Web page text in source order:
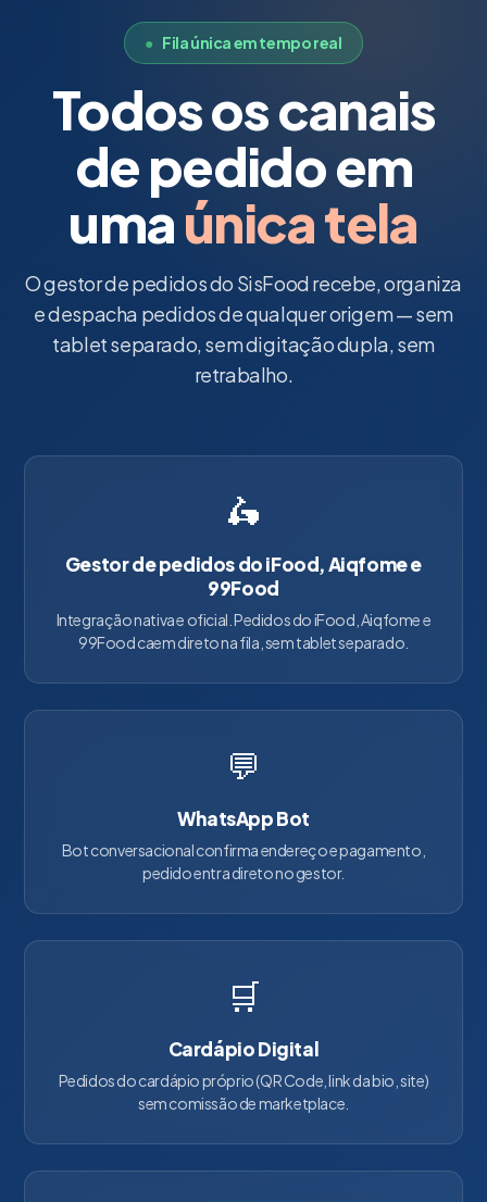
Fila única em tempo real
Todos os canais
de pedido em
umaúnica tela
O gestor de pedidos do SisFood recebe, organiza
e despacha pedidos de qualquer origem — sem
tablet separado, sem digitação dupla, sem
retrabalho.
🛵
Gestor de pedidos do iFood, Aiqfome e
99Food
Integração nativa e oficial. Pedidos do iFood, Aiqfome e
99Food caem direto na fila, sem tablet separado.
💬
WhatsApp Bot
Bot conversacional confirma endereço e pagamento,
pedido entra direto no gestor.
🛒
Cardápio Digital
Pedidos do cardápio próprio (QR Code, link da bio, site)
sem comissão de marketplace.